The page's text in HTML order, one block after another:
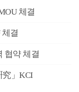
체결
결
협약 체결
究」KCI